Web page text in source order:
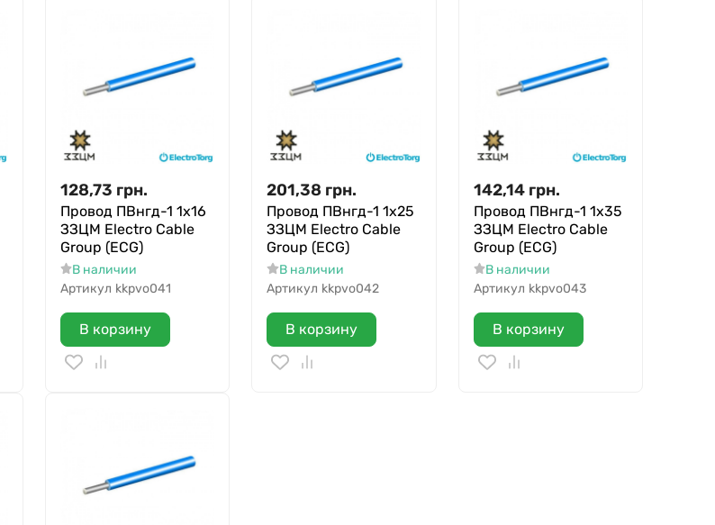
128,73 грн.
Провод ПВнгд-1 1х16
ЗЗЦМ Electro Cable
Group (ECG)
В наличии
Артикул kkpvo041
В корзину
201,38 грн.
Провод ПВнгд-1 1х25
ЗЗЦМ Electro Cable
Group (ECG)
В наличии
Артикул kkpvo042
В корзину
142,14 грн.
Провод ПВнгд-1 1х35
ЗЗЦМ Electro Cable
Group (ECG)
В наличии
Артикул kkpvo043
В корзину